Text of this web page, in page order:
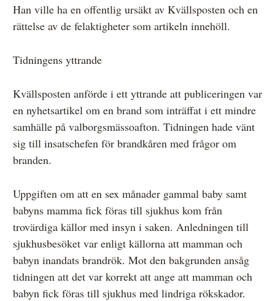
Han ville ha en offentlig ursäkt av Kvällsposten och en
rättelse av de felaktigheter som artikeln innehöll.
Tidningens yttrande
Kvällsposten anförde i ett yttrande att publiceringen var
en nyhetsartikel om en brand som inträffat i ett mindre
samhälle på valborgsmässoafton. Tidningen hade vänt
sig till insatschefen för brandkåren med frågor om
branden.
Uppgiften om att en sex månader gammal baby samt
babyns mamma fick föras till sjukhus kom från
trovärdiga källor med insyn i saken. Anledningen till
sjukhusbesöket var enligt källorna att mamman och
babyn inandats brandrök. Mot den bakgrunden ansåg
tidningen att det var korrekt att ange att mamman och
babyn fick föras till sjukhus med lindriga rökskador.